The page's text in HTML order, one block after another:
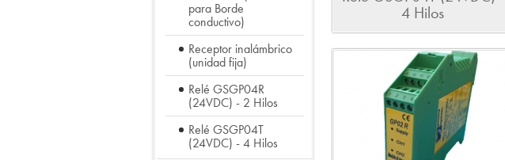
para Borde
conductivo)
Receptor inalámbrico
(unidad fija)
Relé GSGP04R
(24VDC) - 2 Hilos
Relé GSGP04T
(24VDC) - 4 Hilos
4 Hilos